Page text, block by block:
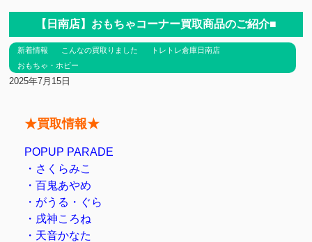
【日南店】おもちゃコーナー買取商品のご紹介■
新着情報 こんなの買取りました
トレトレ倉庫日南店
おもちゃ・ホビー
2025年7月15日
★買取情報★
POPUP PARADE
・さくらみこ
・百鬼あやめ
・がうる・ぐら
・戌神ころね
・天音かなた